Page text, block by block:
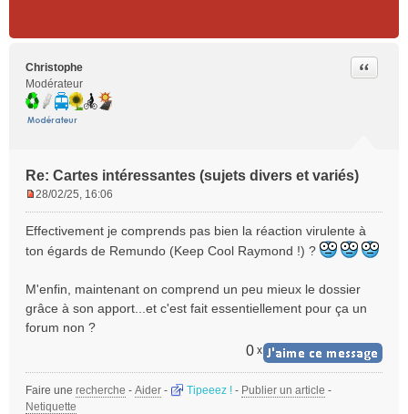
Christophe
Modérateur
Re: Cartes intéressantes (sujets divers et variés)
Citer
s
s
g
e
l
u
28/02/25, 16:06
Effectivement je comprends pas bien la réaction virulente à
ton égards de Remundo (Keep Cool Raymond !) ?
M'enfin, maintenant on comprend un peu mieux le dossier
grâce à son apport...et c'est fait essentiellement pour ça un
forum non ?
0 x
Faire une recherche - Aider - Tipeeez ! - Publier un article -
Netiquette